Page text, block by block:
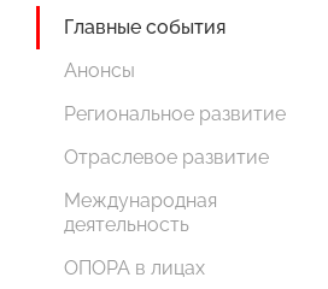
Главные события
Анонсы
Региональное развитие
Отраслевое развитие
Международная
деятельность
ОПОРА в лицах